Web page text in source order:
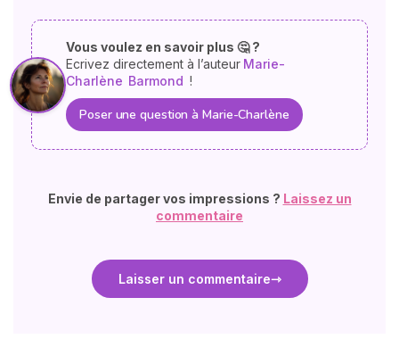
Vous voulez en savoir plus 🤔 ?
Ecrivez directement à l’auteur Marie-
Charlène Barmond !
Poser une question à Marie-Charlène
Envie de partager vos impressions ? Laissez un
commentaire
Laisser un commentaire